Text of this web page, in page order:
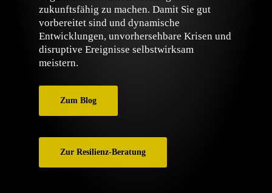
zukunftsfähig zu machen. Damit Sie gut
vorbereitet sind und dynamische
Entwicklungen, unvorhersehbare Krisen und
disruptive Ereignisse selbstwirksam
meistern.
Zum Blog
Zur Resilienz-Beratung